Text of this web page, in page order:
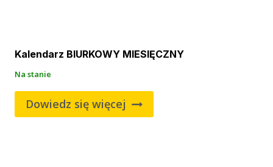
Kalendarz BIURKOWY MIESIĘCZNY
Na stanie
Dowiedz się więcej